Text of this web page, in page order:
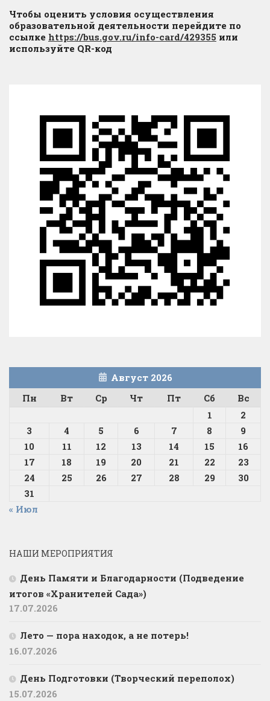
Чтобы оценить условия осуществления
образовательной деятельности перейдите по
ссылке https://bus.gov.ru/info-card/429355 или
используйте QR-код
Август 2026
Пн
Вт Ср Чт Пт Сб
Вс
1
2
3
4 5 6 7 8
9
10
11 12 13 14 15
16
17
18 19 20 21 22
23
24
25 26 27 28 29
30
31
« Июл
НАШИ МЕРОПРИЯТИЯ
День Памяти и Благодарности (Подведение
итогов «Хранителей Сада»)
17.07.2026
Лето — пора находок, а не потерь!
16.07.2026
День Подготовки (Творческий переполох)
15.07.2026